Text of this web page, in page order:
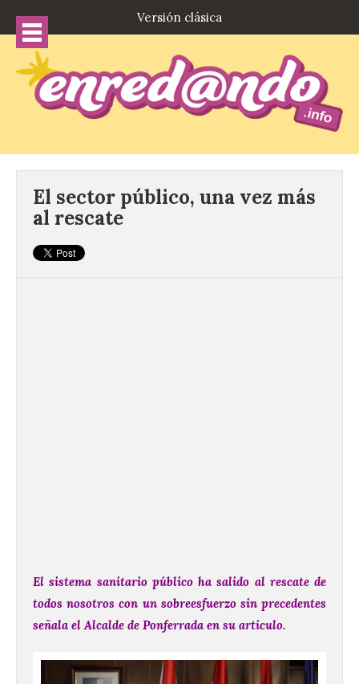
Versión clásica
El sector público, una vez más
al rescate
El sistema sanitario público ha salido al rescate de
todos nosotros con un sobreesfuerzo sin precedentes
señala el Alcalde de Ponferrada en su artículo.